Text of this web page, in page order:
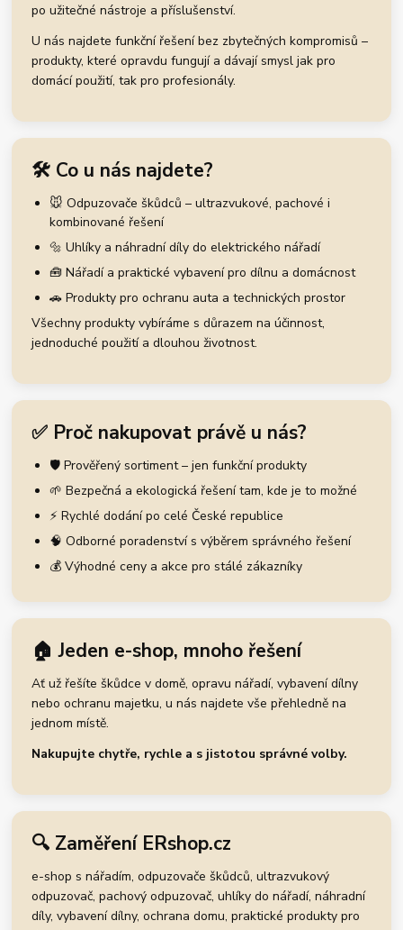
po užitečné nástroje a příslušenství.
U nás najdete funkční řešení bez zbytečných kompromisů –
produkty, které opravdu fungují a dávají smysl jak pro
domácí použití, tak pro profesionály.
🛠️ Co u nás najdete?
🐭 Odpuzovače škůdců – ultrazvukové, pachové i
kombinované řešení
🔩 Uhlíky a náhradní díly do elektrického nářadí
🧰 Nářadí a praktické vybavení pro dílnu a domácnost
🚗 Produkty pro ochranu auta a technických prostor
Všechny produkty vybíráme s důrazem na účinnost,
jednoduché použití a dlouhou životnost.
✅ Proč nakupovat právě u nás?
🛡️ Prověřený sortiment – jen funkční produkty
🌱 Bezpečná a ekologická řešení tam, kde je to možné
⚡ Rychlé dodání po celé České republice
🧠 Odborné poradenství s výběrem správného řešení
💰 Výhodné ceny a akce pro stálé zákazníky
🏠 Jeden e-shop, mnoho řešení
Ať už řešíte škůdce v domě, opravu nářadí, vybavení dílny
nebo ochranu majetku, u nás najdete vše přehledně na
jednom místě.
Nakupujte chytře, rychle a s jistotou správné volby.
🔍 Zaměření ERshop.cz
e-shop s nářadím, odpuzovače škůdců, ultrazvukový
odpuzovač, pachový odpuzovač, uhlíky do nářadí, náhradní
díly, vybavení dílny, ochrana domu, praktické produkty pro